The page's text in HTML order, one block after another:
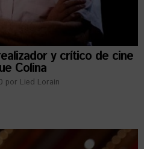
y crítico de cine
Colina
por Lied Lorain